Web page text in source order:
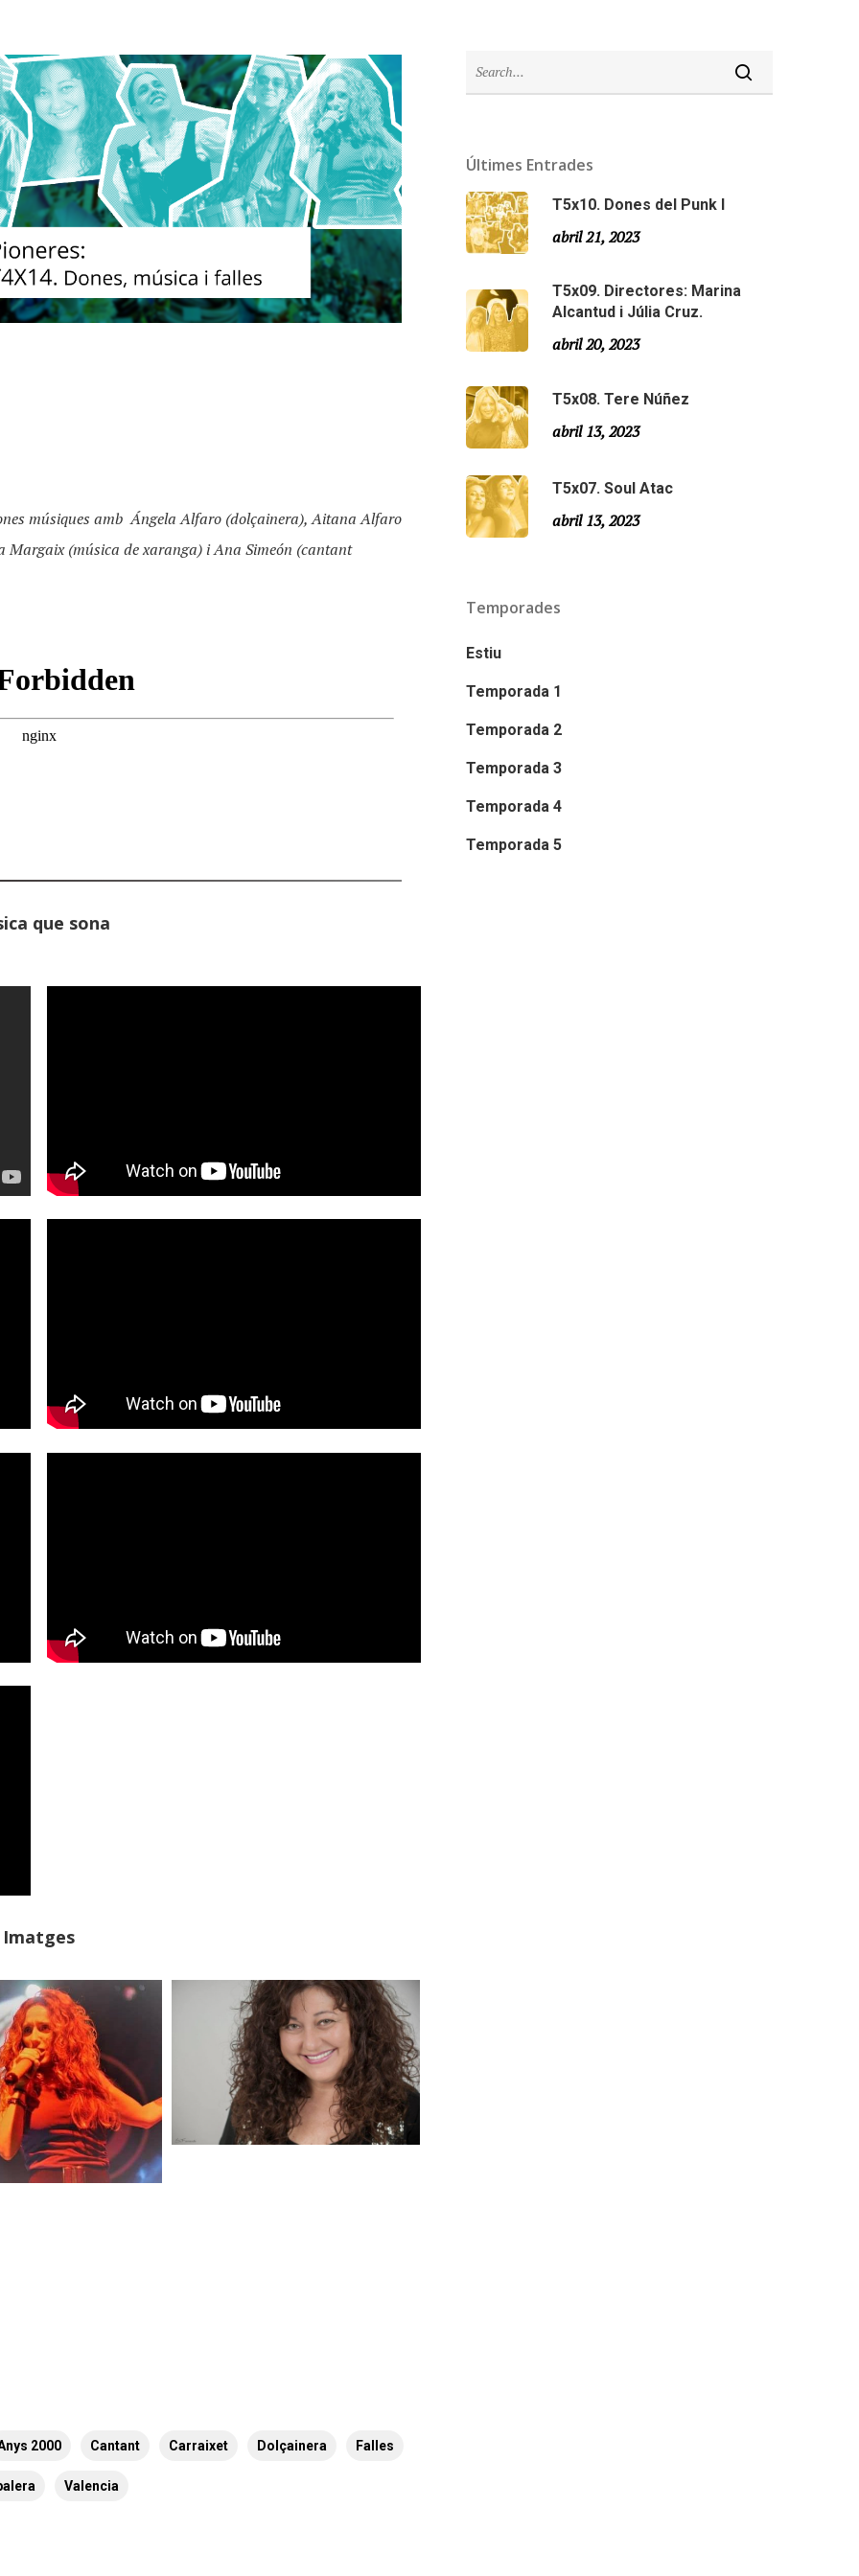
músiques ambÁngela Alfaro (dolçainera), Aitana Alfaro
(música de xaranga) i Ana Simeón (cantant
que sona
Imatges
2000 Cantant Carraixet Dolçainera Falles
Valencia
Últimes Entrades
T5x10. Dones del Punk I
abril 21, 2023
T5x09. Directores: Marina
Alcantud i Júlia Cruz.
abril 20, 2023
T5x08. Tere Núñez
abril 13, 2023
T5x07. Soul Atac
abril 13, 2023
Temporades
Estiu
Temporada 1
Temporada 2
Temporada 3
Temporada 4
Temporada 5